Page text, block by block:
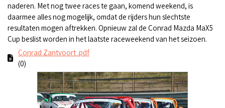
naderen. Met nog twee races te gaan, komend weekend, is
daarmee alles nog mogelijk, omdat de rijders hun slechtste
resultaten mogen aftrekken. Opnieuw zal de Conrad Mazda MaX5
Cup beslist worden in het laatste raceweekend van het seizoen.
Conrad Zantvoort .pdf
(0)